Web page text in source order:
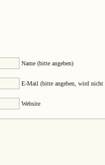
Name (bitte angeben)
E-Mail (bitte angeben, wird nicht
Website